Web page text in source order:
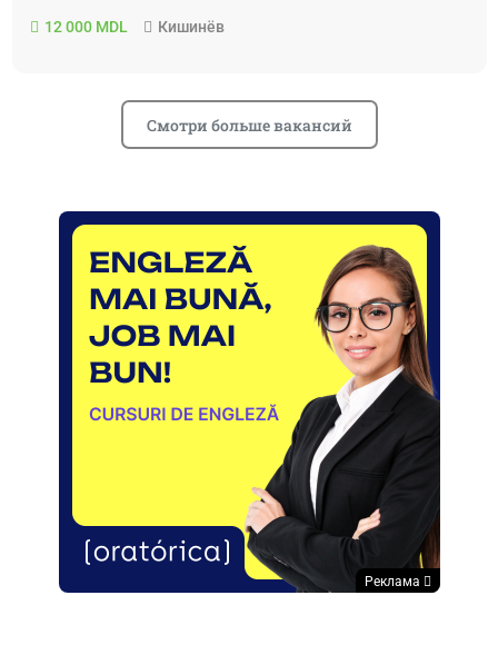
12 000 MDL Кишинёв
Смотри больше вакансий
Реклама